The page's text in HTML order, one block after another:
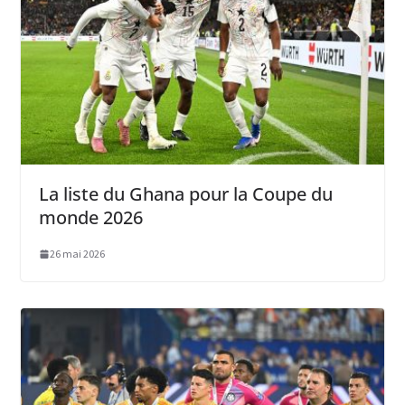
La liste du Ghana pour la Coupe du
monde 2026
26 mai 2026